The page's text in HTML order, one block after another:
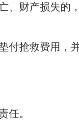
、财产损失的
付抢救费用，
任。